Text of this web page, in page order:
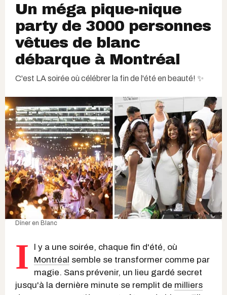
Un méga pique-nique
party de 3000 personnes
vêtues de blanc
débarque à Montréal
C'est LA soirée où célébrer la fin de l'été en beauté! ✨
Dîner en Blanc
I
l y a une soirée, chaque fin d'été, où
Montréal semble se transformer comme par
magie. Sans prévenir, un lieu gardé secret
jusqu'à la dernière minute se remplit de milliers